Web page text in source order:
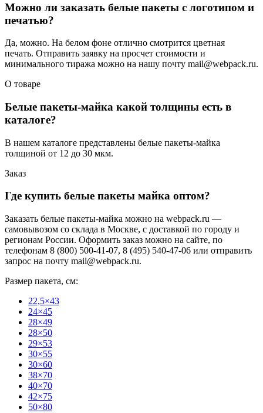
Можно ли заказать белые пакеты с логотипом и
печатью?
Да, можно. На белом фоне отлично смотрится цветная
печать. Отправить заявку на просчет стоимости и
минимального тиража можно на нашу почту mail@webpack.ru.
О товаре
Белые пакеты-майка какой толщины есть в
каталоге?
В нашем каталоге представлены белые пакеты-майка
толщиной от 12 до 30 мкм.
Заказ
Где купить белые пакеты майка оптом?
Заказать белые пакеты-майка можно на webpack.ru —
самовывозом со склада в Москве, с доставкой по городу и
регионам России. Оформить заказ можно на сайте, по
телефонам 8 (800) 500-41-07, 8 (495) 540-47-06 или отправить
запрос на почту mail@webpack.ru.
Размер пакета, см:
22,5×43
24×45
28×49
28×50
29×53
30×55
30×60
38×70
40×70
42×75
50×80